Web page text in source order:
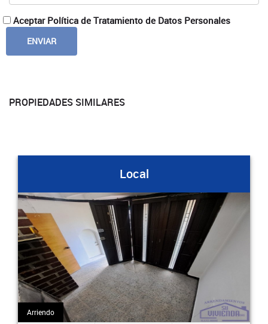
Aceptar Política de Tratamiento de Datos Personales
PROPIEDADES SIMILARES
Local
Arriendo